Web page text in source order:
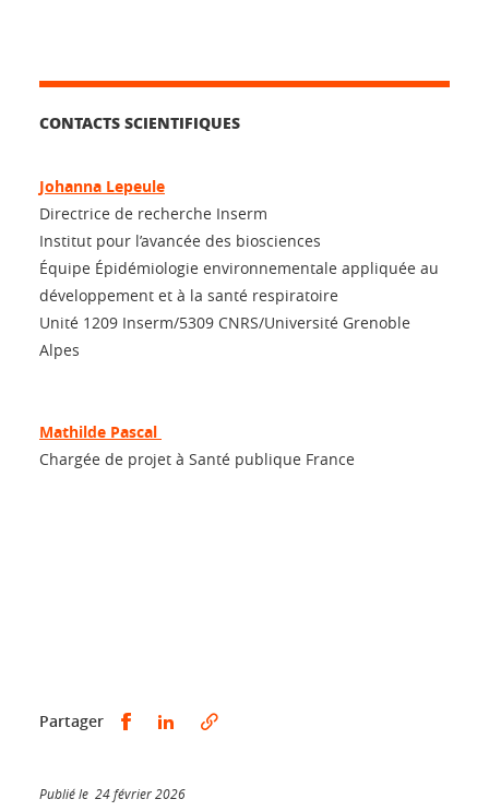
CONTACTS SCIENTIFIQUES
Johanna Lepeule
Directrice de recherche Inserm
Institut pour l’avancée des biosciences
Équipe Épidémiologie environnementale appliquée au
développement et à la santé respiratoire
Unité 1209 Inserm/5309 CNRS/Université Grenoble
Alpes
Mathilde Pascal
Chargée de projet à Santé publique France
Partager Partager sur Facebook
Partager sur LinkedIn
Publié le 24 février 2026